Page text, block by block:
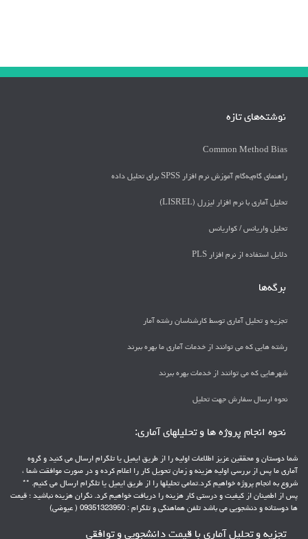
نوشته‌های تازه
Common Method Bias
راهنمای گام‌به‌گام آموزش نرم افزار SPSS برای تحلیل داده
تحلیل آماری با نرم افزار لیزرل (LISREL)
تحليل واريانس / كواريانس
دلايل استفاده از نرم افزار PLS
برگه‌ها
تجزیه و تحلیل آماری توسط کارشناسان رشته آمار
رشته هایی که می توانند از خدمات آماری ما بهره ببرند
شهرهایی که می توانند از خدمات بهره ببرند
نحوه ارسال سفارش جهت تحلیل
نحوه انجام پروژه ها و تحلیلهای آماری:
شما دوستان و محققین عزیز اطلاعات اولیه را از طریق ایمیل یا تلگرام ارسال می کنید و گروه
آماری ما پس از بررسی اولیه هزینه و زمان تحویل کار را اعلام کرده و در صورت موافقت شما ،
شروع به انجام پروژه خواهیم کرد.تمامی تحلیلها را از طریق ایمیل یا تلگرام ارسال می کنیم. **
پس از اطمینان از کیفیت و درستی کار هزینه را دریافت خواهیم کرد. نگران هزینه نباشید ؛ قیمت
ها دوستانه و دنشجویی می باشد تلفن هماهنگی و تلگرام : 09351323950 ( عیوضی)
تجزیه و تحلیل آماری با قیمت دانشجویی و توافقی